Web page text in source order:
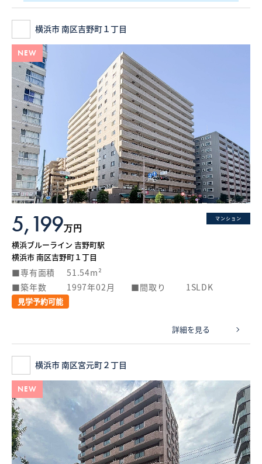
横浜市 南区吉野町１丁目
NEW
マンション
5,199万円
横浜ブルーライン 吉野町駅
横浜市 南区吉野町１丁目
専有面積
51.54m²
築年数
1997年02月 間取り 1SLDK
見学予約可能
詳細を見る
横浜市 南区宮元町２丁目
NEW